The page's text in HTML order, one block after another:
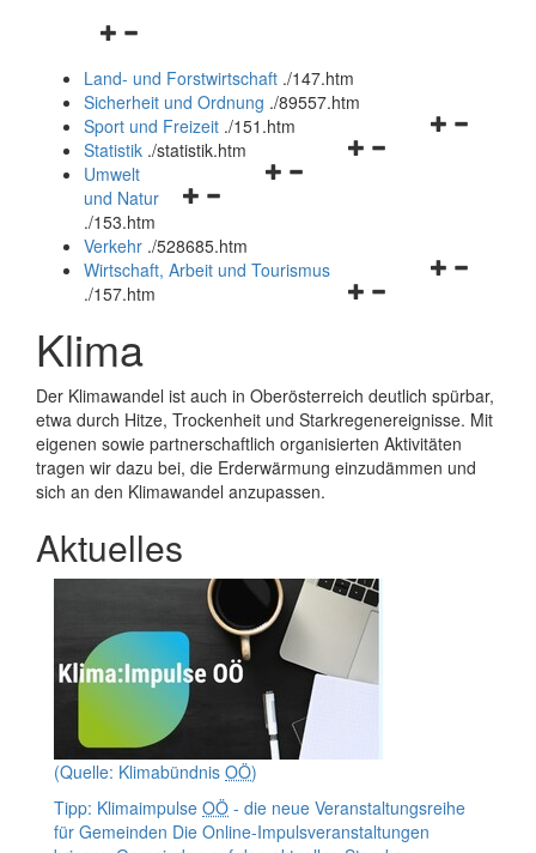
Navigationsmenü
und
schließen
Land- und Forstwirtschaft ./147.htm
Sicherheit und Ordnung ./89557.htm
Navigationsmenü
Sport und Freizeit ./151.htm
Navigationsmenü
Statistik ./statistik.htm
Navigationsmenü
und
schließen
Umwelt
und Natur
./153.htm
Verkehr ./528685.htm
Navigationsmenü
Wirtschaft, Arbeit und Tourismus
./157.htm
Klima
Der Klimawandel ist auch in Oberösterreich deutlich spürbar,
etwa durch Hitze, Trockenheit und Starkregenereignisse. Mit
eigenen sowie partnerschaftlich organisierten Aktivitäten
tragen wir dazu bei, die Erderwärmung einzudämmen und
sich an den Klimawandel anzupassen.
Aktuelles
(Quelle: Klimabündnis OÖ)
Tipp: Klimaimpulse OÖ - die neue Veranstaltungsreihe
für Gemeinden Die Online-Impulsveranstaltungen